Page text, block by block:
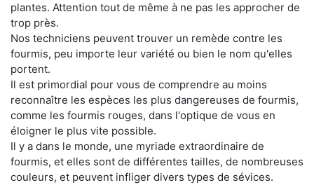
plantes. Attention tout de même à ne pas les approcher de
trop près.
Nos techniciens peuvent trouver un remède contre les
fourmis, peu importe leur variété ou bien le nom qu'elles
portent.
Il est primordial pour vous de comprendre au moins
reconnaître les espèces les plus dangereuses de fourmis,
comme les fourmis rouges, dans l'optique de vous en
éloigner le plus vite possible.
Il y a dans le monde, une myriade extraordinaire de
fourmis, et elles sont de différentes tailles, de nombreuses
couleurs, et peuvent infliger divers types de sévices.